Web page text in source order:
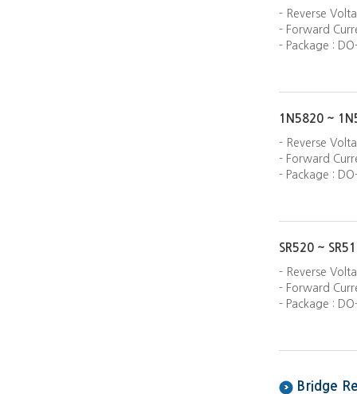
- Reverse
- Forward
- Package :
1N5820 ~
- Reverse
- Forward
- Package :
SR520 ~
- Reverse
- Forward
- Package :
Bridge